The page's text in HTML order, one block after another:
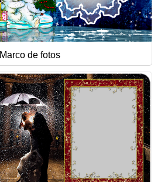
Marco de fotos